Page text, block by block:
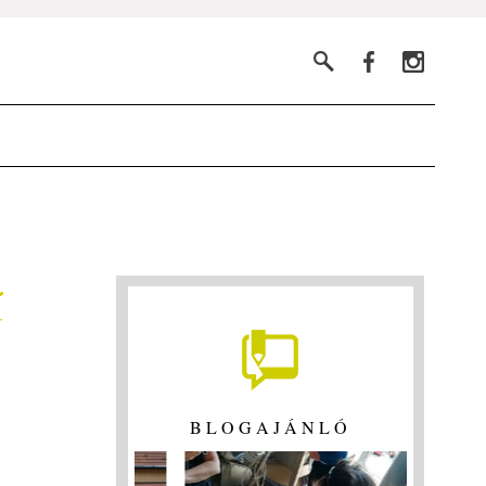
BLOGAJÁNLÓ